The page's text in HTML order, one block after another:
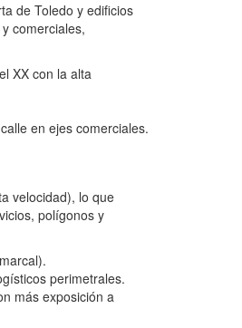
de Toledo y edificios
comerciales,
XX con la alta
en ejes comerciales.
velocidad), lo que
polígonos y
perimetrales.
más exposición a